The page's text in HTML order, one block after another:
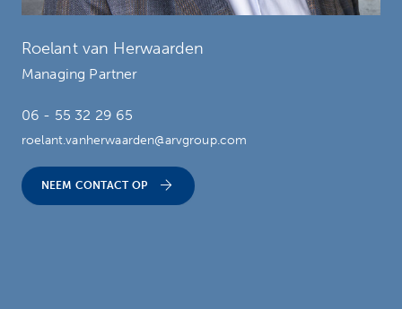
Roelant van Herwaarden
Managing Partner
06 - 55 32 29 65
roelant.vanherwaarden@arvgroup.com
NEEM CONTACT OP